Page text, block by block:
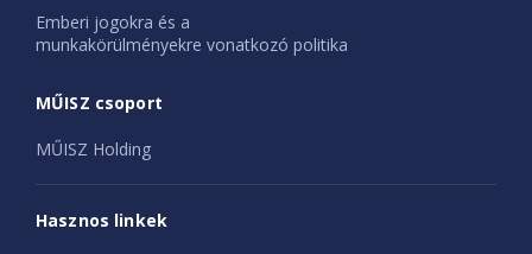
Emberi jogokra és a
munkakörülményekre vonatkozó politika
MŰISZ csoport
MŰISZ Holding
Hasznos linkek